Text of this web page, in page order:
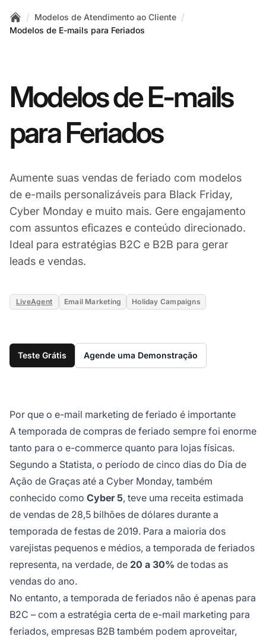
Home
/ Modelos de Atendimento ao Cliente /
Modelos de E-mails para Feriados
Modelos de E-mails
para Feriados
Aumente suas vendas de feriado com modelos
de e-mails personalizáveis para Black Friday,
Cyber Monday e muito mais. Gere engajamento
com assuntos eficazes e conteúdo direcionado.
Ideal para estratégias B2C e B2B para gerar
leads e vendas.
LiveAgent Email Marketing Holiday Campaigns
Teste Grátis Agende uma Demonstração
Por que o e-mail marketing de feriado é importante
A temporada de compras de feriado sempre foi enorme
tanto para o e-commerce quanto para lojas físicas.
Segundo a Statista, o período de cinco dias do Dia de
Ação de Graças até a Cyber Monday, também
conhecido como Cyber 5, teve uma receita estimada
de vendas de 28,5 bilhões de dólares durante a
temporada de festas de 2019. Para a maioria dos
varejistas pequenos e médios, a temporada de feriados
representa, na verdade, de 20 a 30% de todas as
vendas do ano.
No entanto, a temporada de feriados não é apenas para
B2C – com a estratégia certa de e-mail marketing para
feriados, empresas B2B também podem aproveitar,